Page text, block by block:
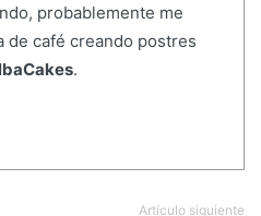
probablemente me
de café creando postres
.
Artículo siguiente